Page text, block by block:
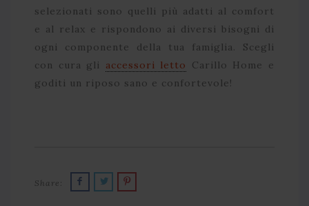
selezionati sono quelli più adatti al comfort
e al relax e rispondono ai diversi bisogni di
ogni componente della tua famiglia. Scegli
con cura gli accessori letto
Carillo Home e
goditi un riposo sano e confortevole!
Share: